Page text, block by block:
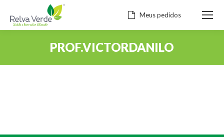
Meus pedidos
PROF.VICTORDANILO